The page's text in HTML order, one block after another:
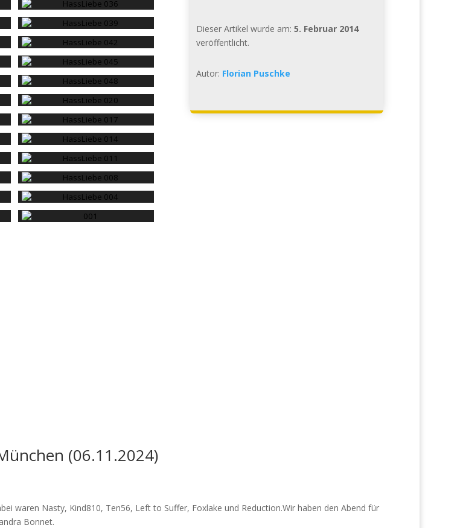
Dieser Artikel wurde am: 5. Februar 2014
veröffentlicht.
Autor: Florian Puschke
(06.11.2024)
waren Nasty, Kind810, Ten56, Left to Suffer, Foxlake und Reduction.Wir haben den Abend für
Bonnet.